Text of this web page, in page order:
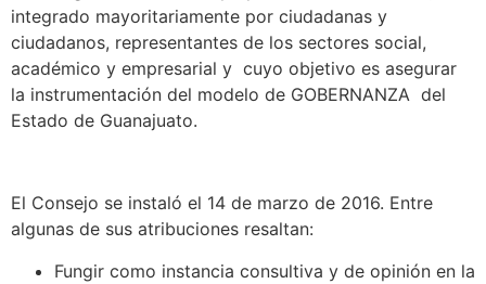
integrado mayoritariamente por ciudadanas y
ciudadanos, representantes de los sectores social,
académico y empresarial y cuyo objetivo es asegurar
la instrumentación del modelo de GOBERNANZA del
Estado de Guanajuato.
El Consejo se instaló el 14 de marzo de 2016. Entre
algunas de sus atribuciones resaltan:
Fungir como instancia consultiva y de opinión en la